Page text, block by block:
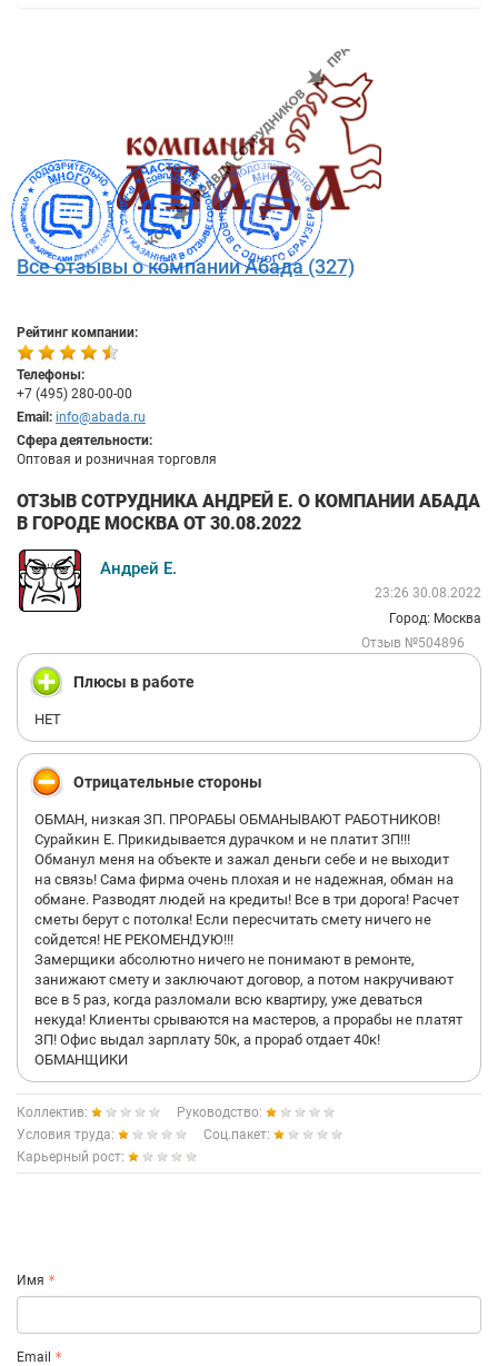
Все отзывы о компании Абада (327)
Рейтинг компании:
Телефоны:
+7 (495) 280-00-00
Email: info@abada.ru
Сфера деятельности:
Оптовая и розничная торговля
ОТЗЫВ СОТРУДНИКА АНДРЕЙ Е. О КОМПАНИИ АБАДА
В ГОРОДЕ МОСКВА ОТ 30.08.2022
Андрей Е.
23:26 30.08.2022
Город: Москва
Отзыв №504896
Плюсы в работе
НЕТ
Отрицательные стороны
ОБМАН, низкая ЗП. ПРОРАБЫ ОБМАНЫВАЮТ РАБОТНИКОВ!
Сурайкин Е. Прикидывается дурачком и не платит ЗП!!!
Обманул меня на объекте и зажал деньги себе и не выходит
на связь! Сама фирма очень плохая и не надежная, обман на
обмане. Разводят людей на кредиты! Все в три дорога! Расчет
сметы берут с потолка! Если пересчитать смету ничего не
сойдется! НЕ РЕКОМЕНДУЮ!!!
Замерщики абсолютно ничего не понимают в ремонте,
занижают смету и заключают договор, а потом накручивают
все в 5 раз, когда разломали всю квартиру, уже деваться
некуда! Клиенты срываются на мастеров, а прорабы не платят
ЗП! Офис выдал зарплату 50к, а прораб отдает 40к!
ОБМАНЩИКИ
Коллектив:
Руководство:
Условия труда:
Соц.пакет:
Карьерный рост:
Имя
Email